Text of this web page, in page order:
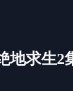
地求生2